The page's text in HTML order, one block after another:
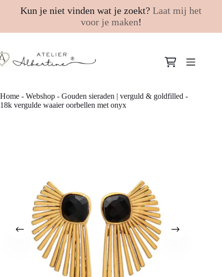
Kun je niet vinden wat je zoekt? Laat mij het
voor je maken!
naar
de
Winkelwagen
Home - Webshop - Gouden sieraden | verguld & goldfilled -
18k vergulde waaier oorbellen met onyx